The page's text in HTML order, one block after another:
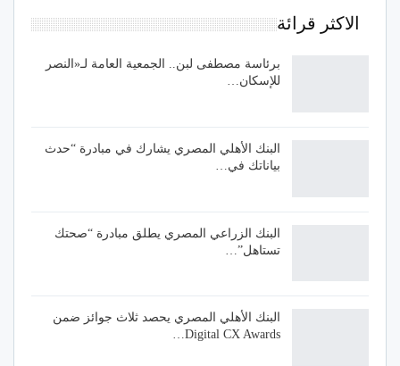
الاكثر قرائة
برئاسة مصطفى لبن.. الجمعية العامة لـ«النصر
للإسكان…
البنك الأهلي المصري يشارك في مبادرة “حدث
بياناتك في…
البنك الزراعي المصري يطلق مبادرة “صحتك
تستاهل”…
البنك الأهلي المصري يحصد ثلاث جوائز ضمن
Digital CX Awards…